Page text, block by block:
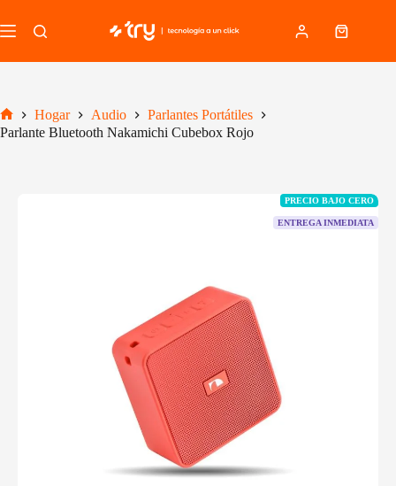
al
contenido
Carro
Inicio
Hogar Audio
Parlantes Portátiles
Parlante Bluetooth Nakamichi Cubebox Rojo
PRECIO BAJO CERO
ENTREGA INMEDIATA